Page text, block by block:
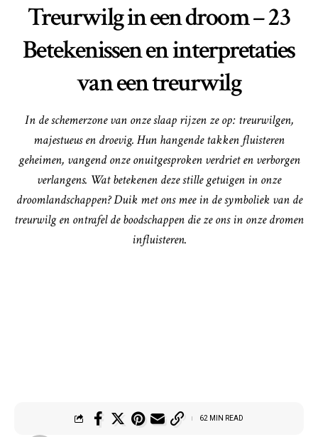
Treurwilg in een droom – 23
Betekenissen en interpretaties
van een treurwilg
In de schemerzone van onze slaap rijzen ze op: treurwilgen,
majestueus en droevig. Hun hangende takken fluisteren
geheimen, vangend onze onuitgesproken verdriet en verborgen
verlangens. Wat betekenen deze stille getuigen in onze
droomlandschappen? Duik met ons mee in de symboliek van de
treurwilg en ontrafel de boodschappen die ze ons in onze dromen
influisteren.
62 MIN READ